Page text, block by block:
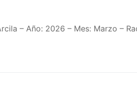
– Año: 2026 – Mes: Marzo –